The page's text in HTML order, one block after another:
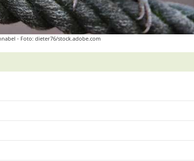
- Foto: dieter76/stock.adobe.com